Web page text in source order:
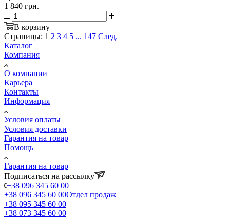
1 840 грн.
В корзину
Страницы: 1 2 3 4 5 ... 147 След.
Каталог
Компания
О компании
Карьера
Контакты
Информация
Условия оплаты
Условия доставки
Гарантия на товар
Помощь
Гарантия на товар
Подписаться на рассылку
+38 096 345 60 00
+38 096 345 60 00Отдел продаж
+38 095 345 60 00
+38 073 345 60 00